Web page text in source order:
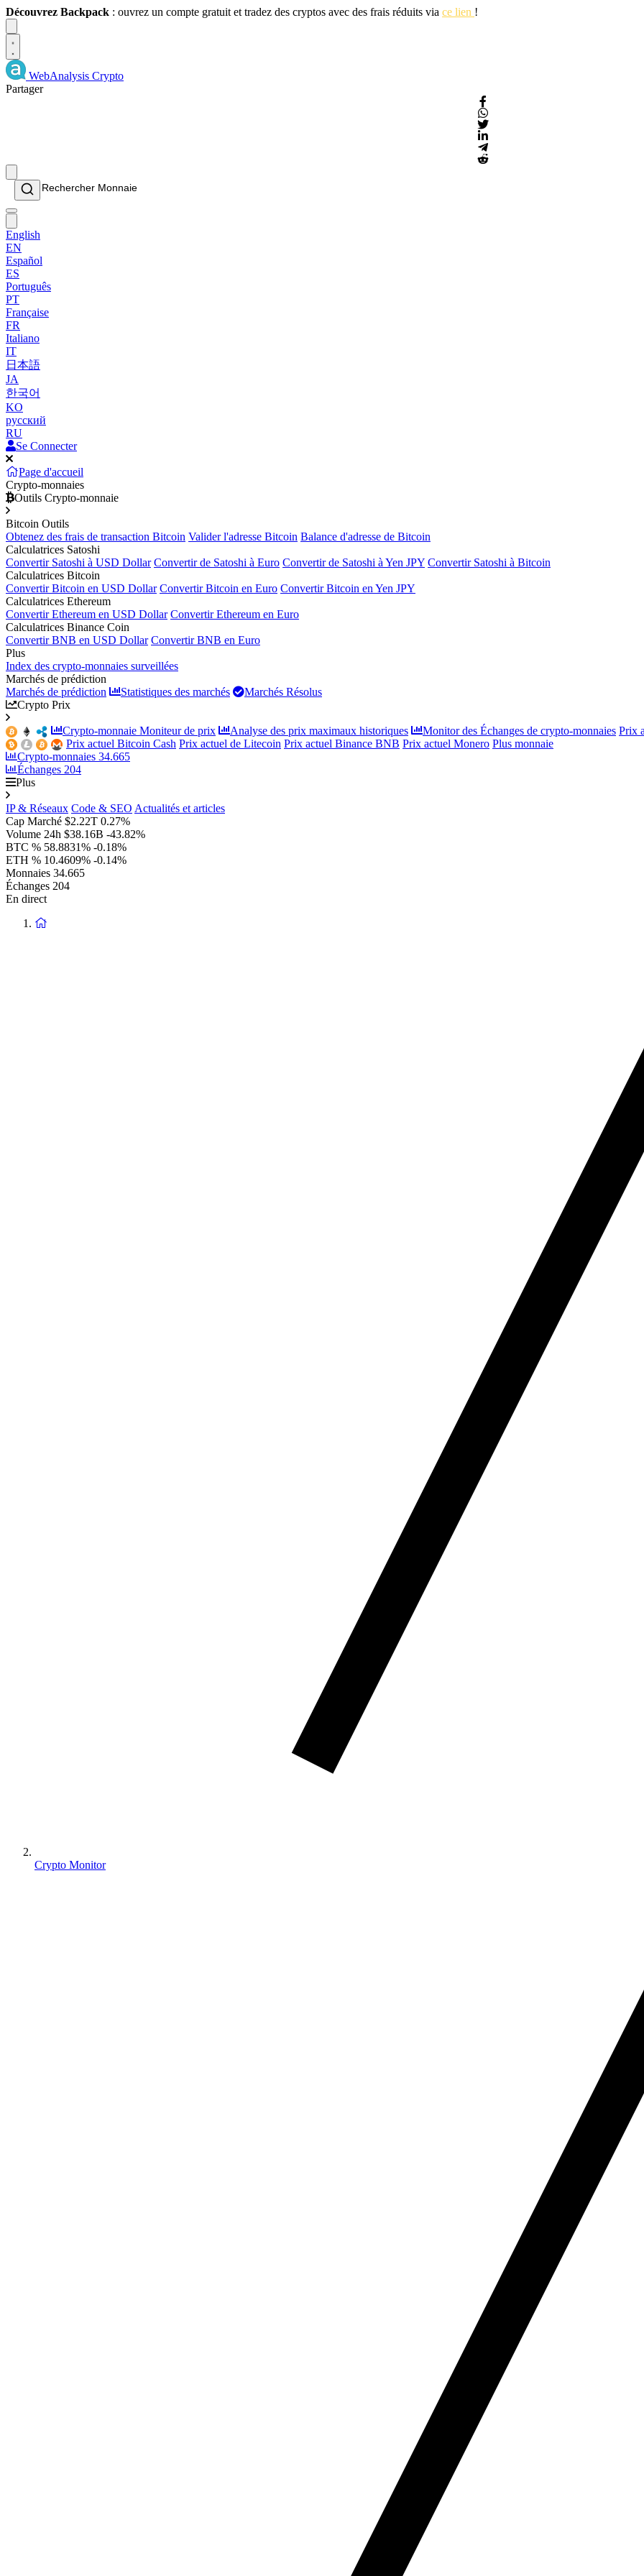
Découvrez Backpack : ouvrez un compte gratuit et tradez des cryptos avec des frais réduits via ce lien !
WebAnalysis Crypto
Partager
English
EN
Español
ES
Português
PT
Française
FR
Italiano
IT
日本語
JA
한국어
KO
русский
RU
Se Connecter
Page d'accueil
Crypto-monnaies
Outils Crypto-monnaie
Bitcoin Outils
Obtenez des frais de transaction Bitcoin Valider l'adresse Bitcoin Balance d'adresse de Bitcoin
Calculatrices Satoshi
Convertir Satoshi à USD Dollar Convertir de Satoshi à Euro Convertir de Satoshi à Yen JPY Convertir Satoshi à Bitcoin
Calculatrices Bitcoin
Convertir Bitcoin en USD Dollar Convertir Bitcoin en Euro Convertir Bitcoin en Yen JPY
Calculatrices Ethereum
Convertir Ethereum en USD Dollar Convertir Ethereum en Euro
Calculatrices Binance Coin
Convertir BNB en USD Dollar Convertir BNB en Euro
Plus
Index des crypto-monnaies surveillées
Marchés de prédiction
Marchés de prédiction
Statistiques des marchés
Marchés Résolus
Crypto Prix
Crypto-monnaie Moniteur de prix Analyse des prix maximaux historiques Monitor des Échanges de crypto-monnaies Prix
Prix actuel Bitcoin Cash Prix actuel de Litecoin Prix actuel Binance BNB Prix actuel Monero Plus monnaie
Crypto-monnaies 34.665
Échanges 204
Plus
IP & Réseaux Code & SEO Actualités et articles
Cap Marché $2.22T 0.27%
Volume 24h $38.16B -43.82%
BTC % 58.8831% -0.18%
ETH % 10.4609% -0.14%
Monnaies 34.665
Échanges 204
En direct
Crypto Monitor